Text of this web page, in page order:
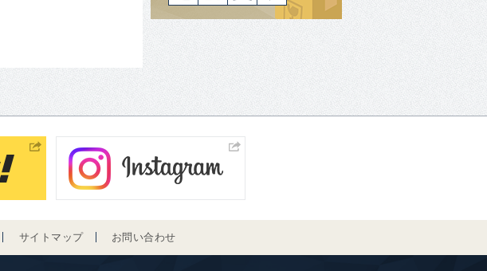
サイトマップ お問い合わせ